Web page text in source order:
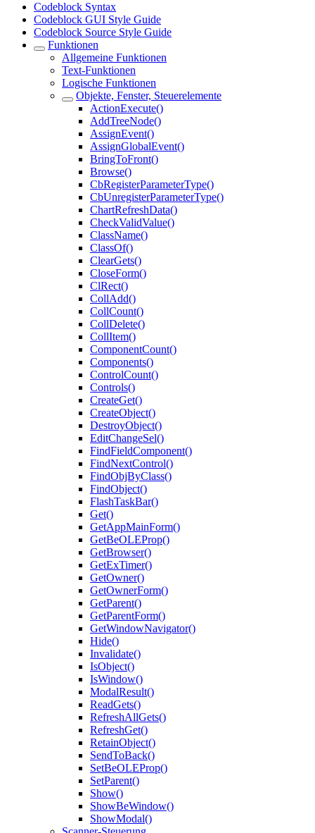
Codeblock Syntax
Codeblock GUI Style Guide
Codeblock Source Style Guide
Funktionen
Allgemeine Funktionen
Text-Funktionen
Logische Funktionen
Objekte, Fenster, Steuerelemente
ActionExecute()
AddTreeNode()
AssignEvent()
AssignGlobalEvent()
BringToFront()
Browse()
CbRegisterParameterType()
CbUnregisterParameterType()
ChartRefreshData()
CheckValidValue()
ClassName()
ClassOf()
ClearGets()
CloseForm()
ClRect()
CollAdd()
CollCount()
CollDelete()
CollItem()
ComponentCount()
Components()
ControlCount()
Controls()
CreateGet()
CreateObject()
DestroyObject()
EditChangeSel()
FindFieldComponent()
FindNextControl()
FindObjByClass()
FindObject()
FlashTaskBar()
Get()
GetAppMainForm()
GetBeOLEProp()
GetBrowser()
GetExTimer()
GetOwner()
GetOwnerForm()
GetParent()
GetParentForm()
GetWindowNavigator()
Hide()
Invalidate()
IsObject()
IsWindow()
ModalResult()
ReadGets()
RefreshAllGets()
RefreshGet()
RetainObject()
SendToBack()
SetBeOLEProp()
SetParent()
Show()
ShowBeWindow()
ShowModal()